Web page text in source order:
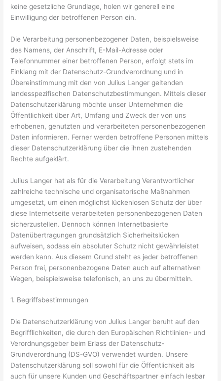
keine gesetzliche Grundlage, holen wir generell eine
Einwilligung der betroffenen Person ein.
Die Verarbeitung personenbezogener Daten, beispielsweise
des Namens, der Anschrift, E-Mail-Adresse oder
Telefonnummer einer betroffenen Person, erfolgt stets im
Einklang mit der Datenschutz-Grundverordnung und in
Übereinstimmung mit den von Julius Langer geltenden
landesspezifischen Datenschutzbestimmungen. Mittels dieser
Datenschutzerklärung möchte unser Unternehmen die
Öffentlichkeit über Art, Umfang und Zweck der von uns
erhobenen, genutzten und verarbeiteten personenbezogenen
Daten informieren. Ferner werden betroffene Personen mittels
dieser Datenschutzerklärung über die ihnen zustehenden
Rechte aufgeklärt.
Julius Langer hat als für die Verarbeitung Verantwortlicher
zahlreiche technische und organisatorische Maßnahmen
umgesetzt, um einen möglichst lückenlosen Schutz der über
diese Internetseite verarbeiteten personenbezogenen Daten
sicherzustellen. Dennoch können Internetbasierte
Datenübertragungen grundsätzlich Sicherheitslücken
aufweisen, sodass ein absoluter Schutz nicht gewährleistet
werden kann. Aus diesem Grund steht es jeder betroffenen
Person frei, personenbezogene Daten auch auf alternativen
Wegen, beispielsweise telefonisch, an uns zu übermitteln.
1. Begriffsbestimmungen
Die Datenschutzerklärung von Julius Langer beruht auf den
Begrifflichkeiten, die durch den Europäischen Richtlinien- und
Verordnungsgeber beim Erlass der Datenschutz-
Grundverordnung (DS-GVO) verwendet wurden. Unsere
Datenschutzerklärung soll sowohl für die Öffentlichkeit als
auch für unsere Kunden und Geschäftspartner einfach lesbar